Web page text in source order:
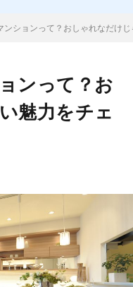
ン
ア
お
ョ
ン
ンションって？おしゃれなだけ
ンって？お
魅力をチェ